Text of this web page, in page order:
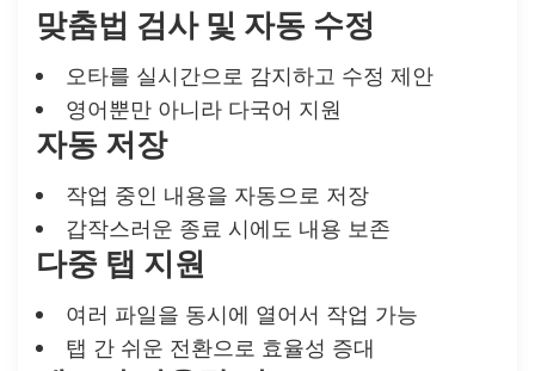
맞춤법 검사 및 자동 수정
오타를 실시간으로 감지하고 수정 제안
영어뿐만 아니라 다국어 지원
자동 저장
작업 중인 내용을 자동으로 저장
갑작스러운 종료 시에도 내용 보존
다중 탭 지원
여러 파일을 동시에 열어서 작업 가능
탭 간 쉬운 전환으로 효율성 증대